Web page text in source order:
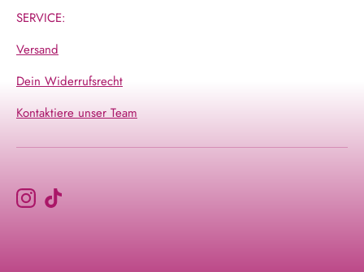
SERVICE:
Versand
Dein Widerrufsrecht
Kontaktiere unser Team